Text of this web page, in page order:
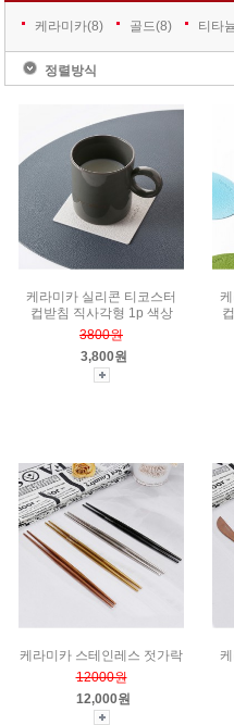
케라미카(8) 골드(8) 티타
정렬방식
케라미카 실리콘 티코스터
컵받침 직사각형 1p 색상
3800원
3,800원
케라미카 스테인레스 젓가락
12000원
12,000원